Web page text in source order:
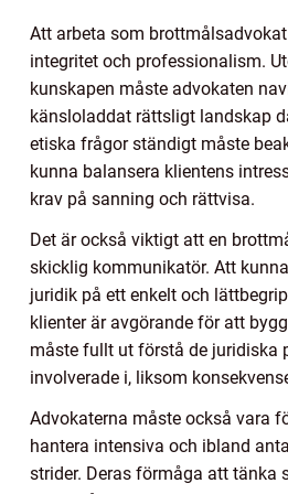
Att arbeta som
integritet och professionalism.
kunskapen måste advokaten
känsloladdat rättsligt landskap
etiska frågor ständigt måste
kunna balansera klientens
krav på sanning och rättvisa.
Det är också viktigt att en
skicklig kommunikatör. Att
juridik på ett enkelt och
klienter är avgörande för att
måste fullt ut förstå de juridiska
involverade i, liksom
Advokaterna måste också vara
hantera intensiva och ibland
strider. Deras förmåga att tänka